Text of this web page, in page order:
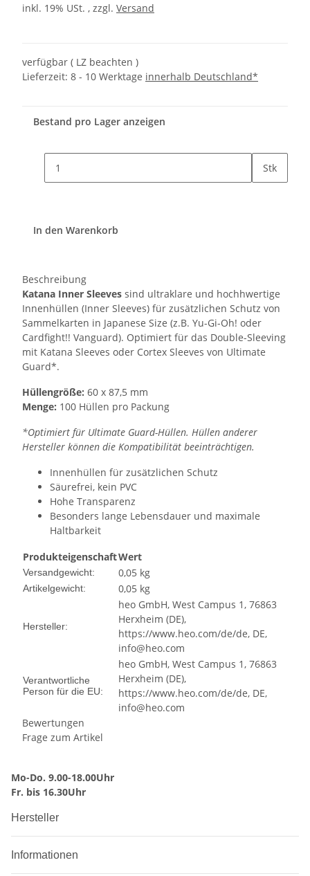
inkl. 19% USt. , zzgl. Versand
verfügbar ( LZ beachten )
Lieferzeit: 8 - 10 Werktage innerhalb Deutschland*
Bestand pro Lager anzeigen
Stk
In den Warenkorb
Beschreibung
Katana Inner Sleeves sind ultraklare und hochhwertige
Innenhüllen (Inner Sleeves) für zusätzlichen Schutz von
Sammelkarten in Japanese Size (z.B. Yu-Gi-Oh! oder
Cardfight!! Vanguard). Optimiert für das Double-Sleeving
mit Katana Sleeves oder Cortex Sleeves von Ultimate
Guard*.
Hüllengröße: 60 x 87,5 mm
Menge: 100 Hüllen pro Packung
*Optimiert für Ultimate Guard-Hüllen. Hüllen anderer
Hersteller können die Kompatibilität beeinträchtigen.
Innenhüllen für zusätzlichen Schutz
Säurefrei, kein PVC
Hohe Transparenz
Besonders lange Lebensdauer und maximale
Haltbarkeit
ProdukteigenschaftWert
Versandgewicht: 0,05 kg
Artikelgewicht: 0,05 kg
Hersteller:
heo GmbH, West Campus 1, 76863
Herxheim (DE),
https://www.heo.com/de/de, DE,
info@heo.com
Verantwortliche
Person für die EU:
heo GmbH, West Campus 1, 76863
Herxheim (DE),
https://www.heo.com/de/de, DE,
info@heo.com
Bewertungen
Frage zum Artikel
Mo-Do. 9.00-18.00Uhr
Fr. bis 16.30Uhr
Hersteller
Informationen